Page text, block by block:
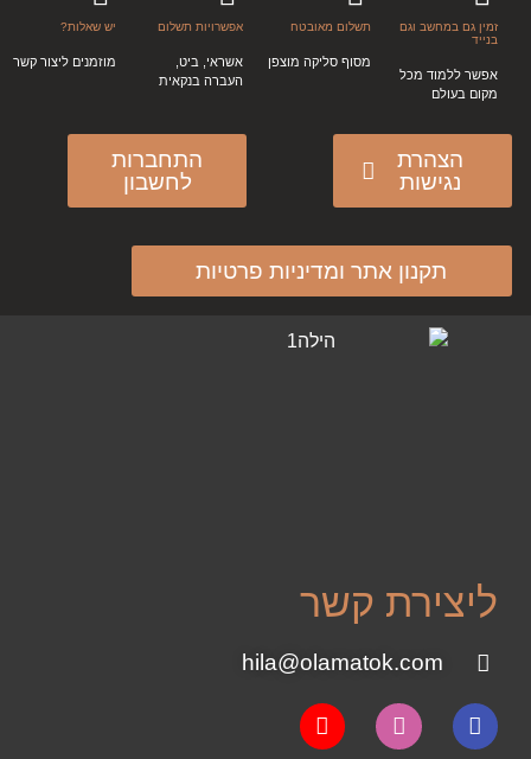
זמין גם במחשב וגם
בנייד
אפשר ללמוד מכל
מקום בעולם
תשלום מאובטח
מסוף סליקה מוצפן
אפשרויות תשלום
אשראי, ביט,
העברה בנקאית
יש שאלות?
מוזמנים ליצור קשר
הצהרת
נגישות
התחברות
לחשבון
תקנון אתר ומדיניות פרטיות
ליצירת קשר
hila@olamatok.com